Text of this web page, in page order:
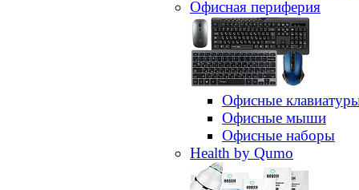
Офисная периферия
Офисные
Офисные мыши
Офисные наборы
Health by Qumo